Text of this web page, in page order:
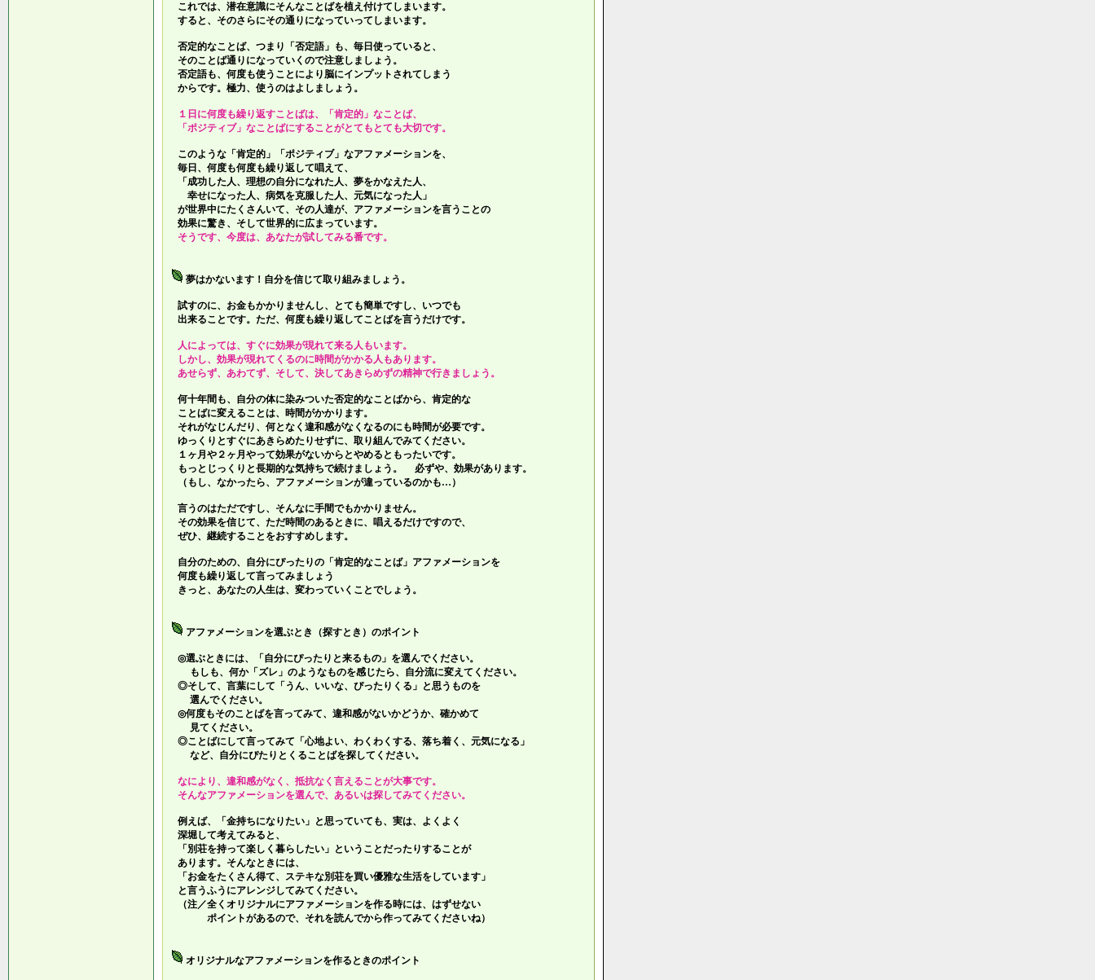
これでは、潜在意識にそんなことばを植え付けてしまいます。
すると、そのさらにその通りになっていってしまいます。
否定的なことば、つまり「否定語」も、毎日使っていると、
そのことば通りになっていくので注意しましょう。
否定語も、何度も使うことにより脳にインプットされてしまう
からです。極力、使うのはよしましょう。
１日に何度も繰り返すことばは、「肯定的」なことば、
「ポジティブ」なことばにすることがとてもとても大切です。
このような「肯定的」「ポジティブ」なアファメーションを、
毎日、何度も何度も繰り返して唱えて、
「成功した人、理想の自分になれた人、夢をかなえた人、
幸せになった人、病気を克服した人、元気になった人」
が世界中にたくさんいて、その人達が、アファメーションを言うことの
効果に驚き、そして世界的に広まっています。
そうです、今度は、あなたが試してみる番です。
夢はかないます！自分を信じて取り組みましょう。
試すのに、お金もかかりませんし、とても簡単ですし、いつでも
出来ることです。ただ、何度も繰り返してことばを言うだけです。
人によっては、すぐに効果が現れて来る人もいます。
しかし、効果が現れてくるのに時間がかかる人もあります。
あせらず、あわてず、そして、決してあきらめずの精神で行きましょう。
何十年間も、自分の体に染みついた否定的なことばから、肯定的な
ことばに変えることは、時間がかかります。
それがなじんだり、何となく違和感がなくなるのにも時間が必要です。
ゆっくりとすぐにあきらめたりせずに、取り組んでみてください。
１ヶ月や２ヶ月やって効果がないからとやめるともったいです。
もっとじっくりと長期的な気持ちで続けましょう。 必ずや、効果があります。
（もし、なかったら、アファメーションが違っているのかも…）
言うのはただですし、そんなに手間でもかかりません。
その効果を信じて、ただ時間のあるときに、唱えるだけですので、
ぜひ、継続することをおすすめします。
自分のための、自分にぴったりの「肯定的なことば」アファメーションを
何度も繰り返して言ってみましょう
きっと、あなたの人生は、変わっていくことでしょう。
アファメーションを選ぶとき（探すとき）のポイント
◎選ぶときには、「自分にぴったりと来るもの」を選んでください。
もしも、何か「ズレ」のようなものを感じたら、自分流に変えてください。
◎そして、言葉にして「うん、いいな、ぴったりくる」と思うものを
選んでください。
◎何度もそのことばを言ってみて、違和感がないかどうか、確かめて
見てください。
◎ことばにして言ってみて「心地よい、わくわくする、落ち着く、元気になる」
など、自分にぴたりとくることばを探してください。
なにより、違和感がなく、抵抗なく言えることが大事です。
そんなアファメーションを選んで、あるいは探してみてください。
例えば、「金持ちになりたい」と思っていても、実は、よくよく
深堀して考えてみると、
「別荘を持って楽しく暮らしたい」ということだったりすることが
あります。そんなときには、
「お金をたくさん得て、ステキな別荘を買い優雅な生活をしています」
と言うふうにアレンジしてみてください。
（注／全くオリジナルにアファメーションを作る時には、はずせない
ポイントがあるので、それを読んでから作ってみてくださいね）
オリジナルなアファメーションを作るときのポイント